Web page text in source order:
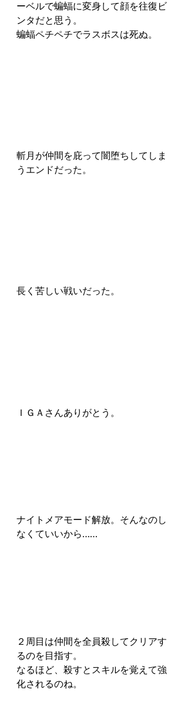
ーベルで蝙蝠に変身して顔を往復ビ
ンタだと思う。
蝙蝠ペチペチでラスボスは死ぬ。
斬月が仲間を庇って闇堕ちしてしま
うエンドだった。
長く苦しい戦いだった。
ＩＧＡさんありがとう。
ナイトメアモード解放。そんなのし
なくていいから……
２周目は仲間を全員殺してクリアす
るのを目指す。
なるほど、殺すとスキルを覚えて強
化されるのね。